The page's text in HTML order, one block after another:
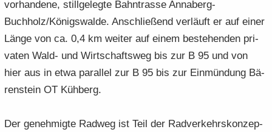
vor­han­de­ne, still­ge­leg­te Bahn­tras­se Annaberg-​
Buchholz/Kö­nigs­wal­de. An­schlie­ßend ver­läuft er auf einer
Länge von ca. 0,4 km wei­ter auf einem be­stehen­den pri­
va­ten Wald- und Wirt­schafts­weg bis zur B 95 und von
hier aus in etwa par­al­lel zur B 95 bis zur Ein­mün­dung Bä­
ren­stein OT Küh­berg.
Der ge­neh­mig­te Rad­weg ist Teil der Rad­ver­kehrs­kon­zep­